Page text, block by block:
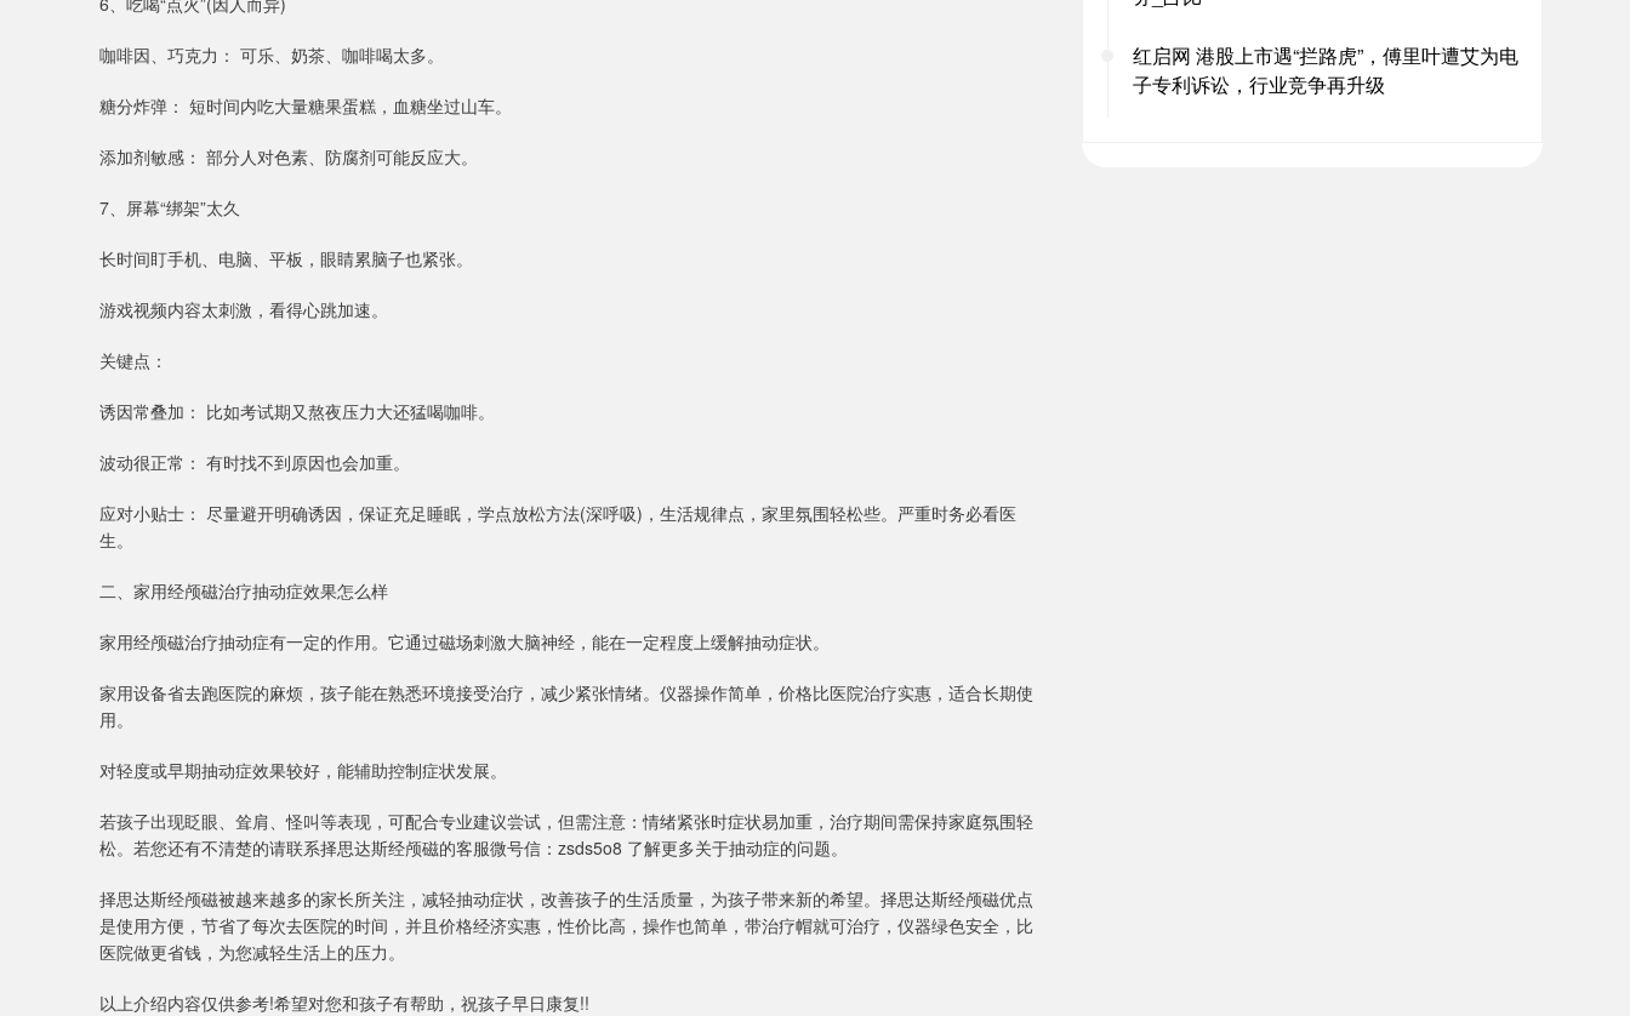
咖啡因、巧克力： 可乐、奶茶、咖啡喝太多。
糖分炸弹： 短时间内吃大量糖果蛋糕，血糖坐过山车。
添加剂敏感： 部分人对色素、防腐剂可能反应大。
7、屏幕“绑架”太久
长时间盯手机、电脑、平板，眼睛累脑子也紧张。
游戏视频内容太刺激，看得心跳加速。
关键点：
诱因常叠加： 比如考试期又熬夜压力大还猛喝咖啡。
波动很正常： 有时找不到原因也会加重。
应对小贴士： 尽量避开明确诱因，保证充足睡眠，学点放松方法(深呼吸)，生活规律点，家里氛围轻松些。严重时务必看医
生。
二、家用经颅磁治疗抽动症效果怎么样
家用经颅磁治疗抽动症有一定的作用。它通过磁场刺激大脑神经，能在一定程度上缓解抽动症状。
家用设备省去跑医院的麻烦，孩子能在熟悉环境接受治疗，减少紧张情绪。仪器操作简单，价格比医院治疗实惠，适合长期使
用。
对轻度或早期抽动症效果较好，能辅助控制症状发展。
若孩子出现眨眼、耸肩、怪叫等表现，可配合专业建议尝试，但需注意：情绪紧张时症状易加重，治疗期间需保持家庭氛围轻
松。若您还有不清楚的请联系择思达斯经颅磁的客服微号信：zsds5o8 了解更多关于抽动症的问题。
择思达斯经颅磁被越来越多的家长所关注，减轻抽动症状，改善孩子的生活质量，为孩子带来新的希望。择思达斯经颅磁优点
是使用方便，节省了每次去医院的时间，并且价格经济实惠，性价比高，操作也简单，带治疗帽就可治疗，仪器绿色安全，比
医院做更省钱，为您减轻生活上的压力。
以上介绍内容仅供参考!希望对您和孩子有帮助，祝孩子早日康复!!
红启网 港股上市遇“拦路虎”，傅里叶遭艾为电
子专利诉讼，行业竞争再升级